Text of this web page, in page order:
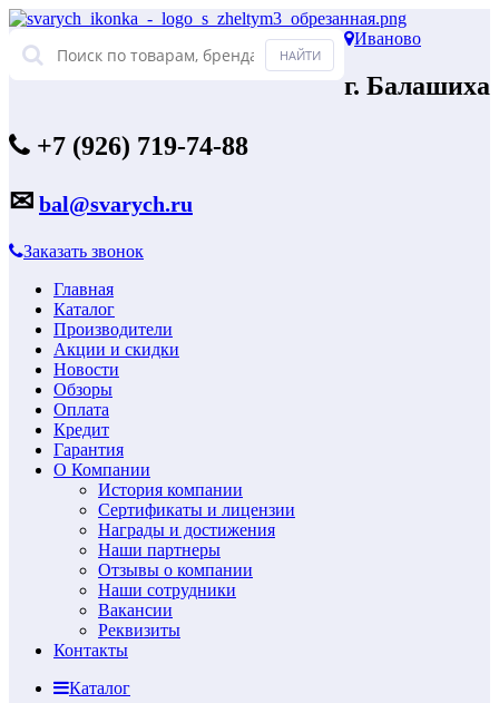
Иваново
г. Балашиха
+7 (926) 719-74-88
✉ bal@svarych.ru
Заказать звонок
Главная
Каталог
Производители
Акции и скидки
Новости
Обзоры
Оплата
Кредит
Гарантия
О Компании
История компании
Сертификаты и лицензии
Награды и достижения
Наши партнеры
Отзывы о компании
Наши сотрудники
Вакансии
Реквизиты
Контакты
Каталог